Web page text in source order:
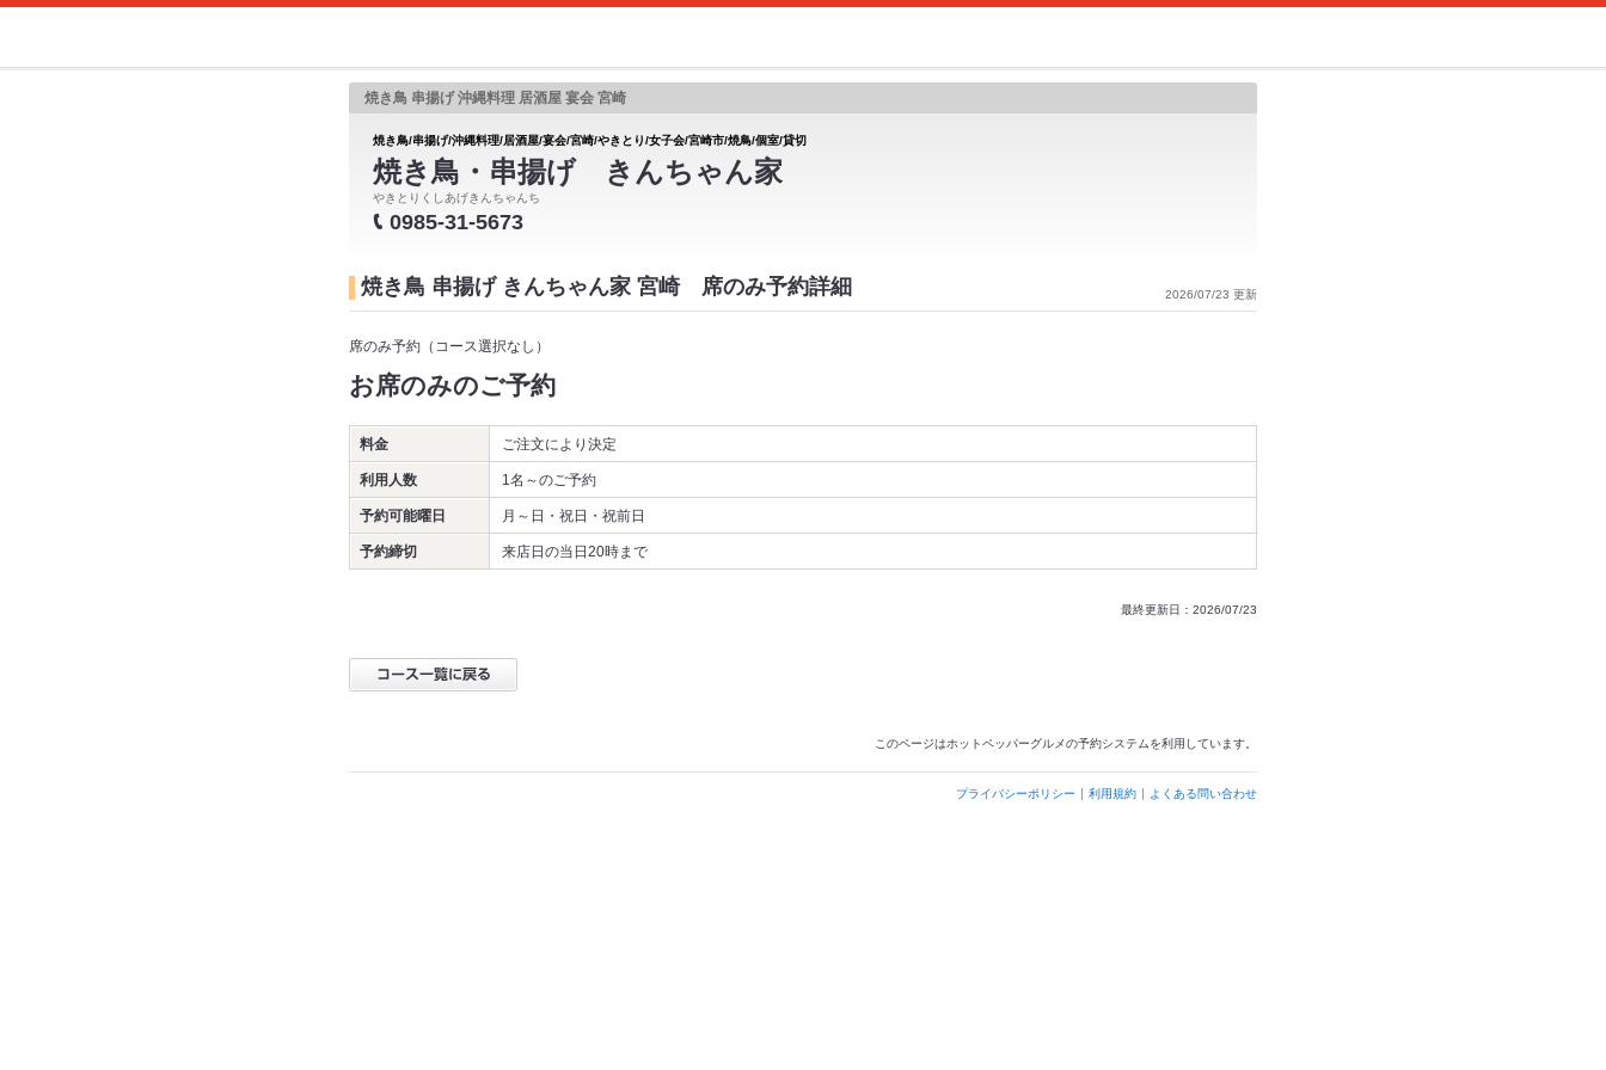
焼き鳥 串揚げ 沖縄料理 居酒屋 宴会 宮崎
焼き鳥/串揚げ/沖縄料理/居酒屋/宴会/宮崎/やきとり/女子会/宮崎市/焼鳥/個室/貸切
焼き鳥・串揚げ きんちゃん家
やきとりくしあげきんちゃんち
0985-31-5673
2026/07/23 更新
焼き鳥 串揚げ きんちゃん家 宮崎 席のみ予約詳細
席のみ予約（コース選択なし）
お席のみのご予約
料金 ご注文により決定
利用人数 1名～のご予約
予約可能曜日 月～日・祝日・祝前日
予約締切 来店日の当日20時まで
最終更新日：2026/07/23
このページはホットペッパーグルメの予約システムを利用しています。
プライバシーポリシー 利用規約 よくある問い合わせ